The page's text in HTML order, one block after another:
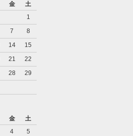
金
土
1
7
8
14
15
21
22
28
29
金
土
4
5